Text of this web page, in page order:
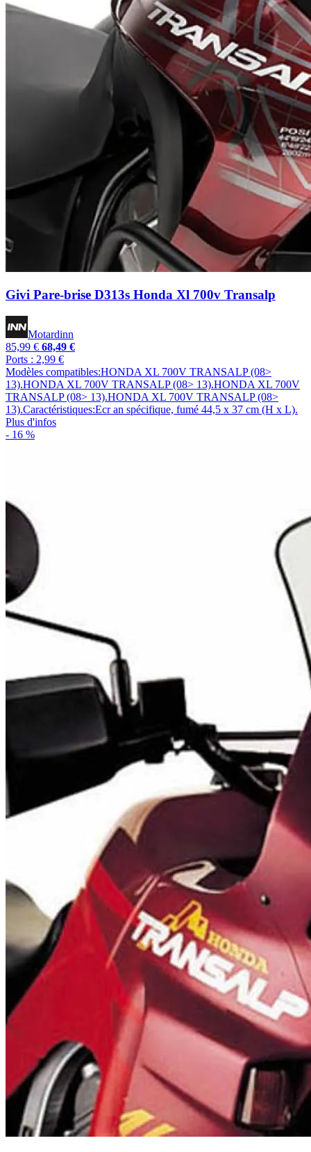
Givi Pare-brise D313s Honda Xl 700v Transalp
Motardinn
85,99 € 68,49 €
Ports : 2,99 €
Modèles compatibles:HONDA XL 700V TRANSALP (08>
13).HONDA XL 700V TRANSALP (08> 13).HONDA XL 700V
TRANSALP (08> 13).HONDA XL 700V TRANSALP (08>
13).Caractéristiques:Ecr an spécifique, fumé 44,5 x 37 cm (H x L).
Plus d'infos
- 16 %